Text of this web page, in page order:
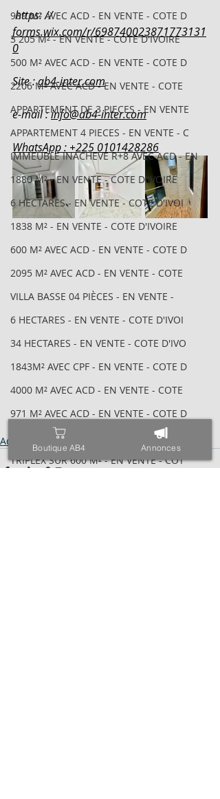
989 M² AVEC ACD - EN VENTE - COTE D
3 205 M² - EN VENTE - COTE D'IVOIRE
500 M² AVEC ACD - EN VENTE - COTE D
2206 M² AVEC ACD - EN VENTE - COTE
APPARTEMENT DE 3 PIECES - EN VENTE
APPARTEMENT 4 PIECES - EN VENTE - C
IMMEUBLE INACHEVÉ R+8 AVEC ACD - EN
1880 M² - EN VENTE - COTE D'IVOIRE
6 HECTARES - EN VENTE - COTE D'IVOI
1838 M² - EN VENTE - COTE D'IVOIRE
600 M² AVEC ACD - EN VENTE - COTE D
2095 M² AVEC ACD - EN VENTE - COTE
VILLA BASSE 04 PIÈCES - EN VENTE -
6 HECTARES - EN VENTE - COTE D'IVOI
34 HECTARES - EN VENTE - COTE D'IVO
1843M² AVEC CPF - EN VENTE - COTE D
4000 M² AVEC ACD - EN VENTE - COTE
971 M² AVEC ACD - EN VENTE - COTE D
ESPACE - EN VENTE - COTE D'IVOIRE -
TRIPLEX SUR 600 M² - EN VENTE - COT
https: //
forms.wix.com/r/698740023871773131
0
Site : ab4-inter.com
e-mail : info@ab4-inter.com
WhatsApp : +225 0101428286
Acheter - Louer
Boutique AB4 Annonces